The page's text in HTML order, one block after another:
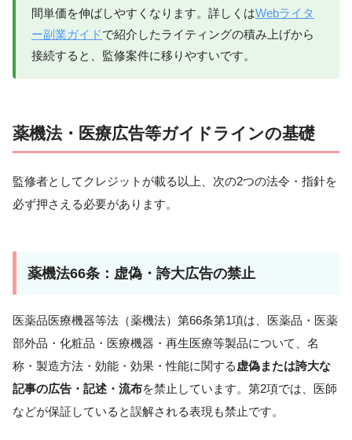
間単価を伸ばしやすくなります。詳しくはWebライタ
ー副業ガイドで紹介したライティングの積み上げから
接続すると、監修案件に移りやすいです。
薬機法・医療広告等ガイドラインの基礎
監修者としてクレジットが載る以上、次の2つの法令・指針を
必ず押さえる必要があります。
薬機法66条：虚偽・誇大広告の禁止
医薬品医療機器等法（薬機法）第66条第1項は、医薬品・医薬
部外品・化粧品・医療機器・再生医療等製品について、名
称・製造方法・効能・効果・性能に関する虚偽または誇大な
記事の広告・記述・流布を禁止しています。第2項では、医師
などが保証していると誤解される表現も禁止です。